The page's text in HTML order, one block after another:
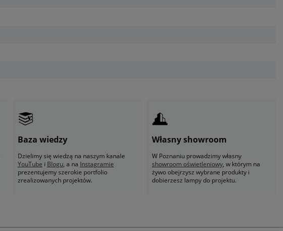
Baza wiedzy
Dzielimy się wiedzą na naszym kanale
YouTube i Blogu, a na Instagramie
prezentujemy szerokie portfolio
zrealizowanych projektów.
Własny showroom
W Poznaniu prowadzimy własny
showroom oświetleniowy, w którym na
żywo obejrzysz wybrane produkty i
dobierzesz lampy do projektu.